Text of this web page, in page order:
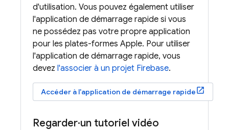
d'utilisation. Vous pouvez également utiliser
l'application de démarrage rapide si vous
ne possédez pas votre propre application
pour les plates-formes Apple. Pour utiliser
l'application de démarrage rapide, vous
devez l'associer à un projet Firebase.
Accéder à l'application de démarrage rapide
Regarder·un tutoriel vidéo